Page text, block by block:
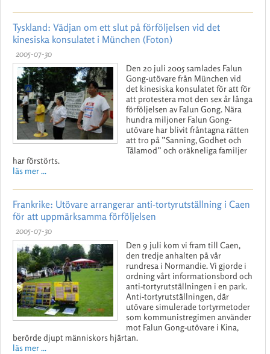
Tyskland: Vädjan om ett slut på förföljelsen vid det
kinesiska konsulatet i München (Foton)
2005-07-30
Den 20 juli 2005 samlades Falun
Gong-utövare från München vid
det kinesiska konsulatet för att för
att protestera mot den sex år långa
förföljelsen av Falun Gong. Nära
hundra miljoner Falun Gong-
utövare har blivit fråntagna rätten
att tro på ”Sanning, Godhet och
Tålamod” och oräkneliga familjer
har förstörts.
läs mer ...
Frankrike: Utövare arrangerar anti-tortyrutställning i Caen
för att uppmärksamma förföljelsen
2005-07-30
Den 9 juli kom vi fram till Caen,
den tredje anhalten på vår
rundresa i Normandie. Vi gjorde i
ordning vårt informationsbord och
anti-tortyrutställningen i en park.
Anti-tortyrutställningen, där
utövare simulerade tortyrmetoder
som kommunistregimen använder
mot Falun Gong-utövare i Kina,
berörde djupt människors hjärtan.
läs mer ...